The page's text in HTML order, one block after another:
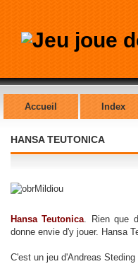
Accueil Index
HANSA TEUTONICA
Hansa Teutonica. Rien que
donne envie d'y jouer. Hansa
C'est un jeu d'Andreas